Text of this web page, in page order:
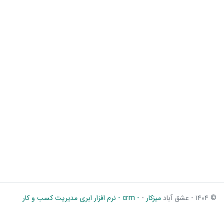
© ۱۴۰۴ - عشق آباد میزکار - - crm - نرم افزار ابری مدیریت کسب و کار